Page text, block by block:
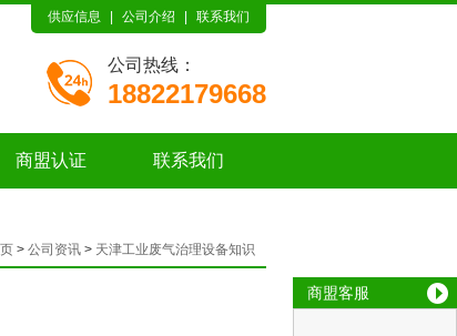
商盟客服
供应信息 公司介绍 联系我们
公司热线：
18822179668
商盟认证 联系我们
> 公司资讯 > 天津工业废气治理设备知识